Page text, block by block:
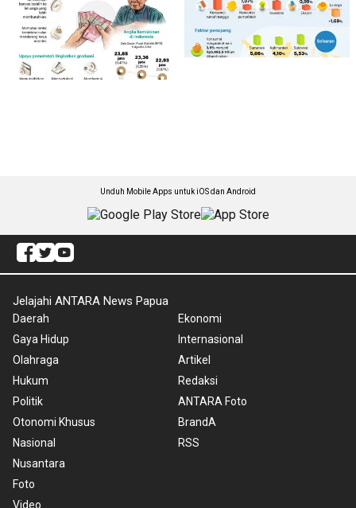
Unduh Mobile Apps untuk iOS dan Android
Jelajahi ANTARA News Papua
Daerah
Gaya Hidup
Olahraga
Hukum
Politik
Otonomi Khusus
Nasional
Nusantara
Foto
Video
Ekonomi
Internasional
Artikel
Redaksi
ANTARA Foto
BrandA
RSS